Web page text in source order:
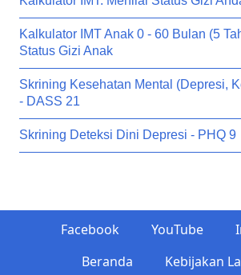
Kalkulator IMT Anak 0 - 60 Bulan (5
Status Gizi Anak
Skrining Kesehatan Mental (Depresi,
- DASS 21
Skrining Deteksi Dini Depresi - PHQ 9
Facebook YouTube
Beranda
Kebijakan